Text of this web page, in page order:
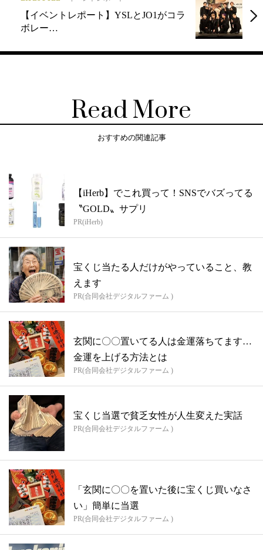
【イベントレポート】YSLとJO1がコラ
ボレー…
Read More
おすすめの関連記事
【iHerb】でこれ買って！SNSでバズってる
〝GOLD〟サプリ
PR(iHerb)
宝くじ当たる人だけがやっていること、教
えます
PR(合同会社デジタルファーム )
玄関に〇〇置いてる人は金運落ちてます…
金運を上げる方法とは
PR(合同会社デジタルファーム )
宝くじ当選で貧乏女性が人生変えた実話
PR(合同会社デジタルファーム )
「玄関に〇〇を置いた後に宝くじ買いなさ
い」簡単に当選
PR(合同会社デジタルファーム )